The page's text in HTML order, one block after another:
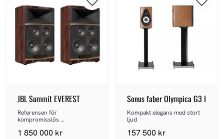
JBL Summit EVEREST
Referensen för
kompromisslös
1 850 000 kr
Lägg till i favoriter
Sonus faber Olympica G3 I
Kompakt elegans med stort
ljud
157 500 kr
Lägg